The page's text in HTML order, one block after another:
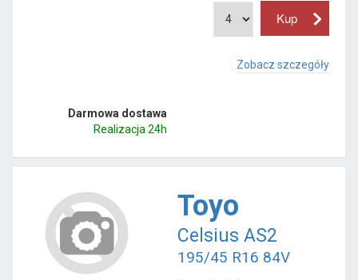
Zobacz szczegóły
Darmowa dostawa
Realizacja 24h
Toyo
Celsius AS2
195/45 R16 84V